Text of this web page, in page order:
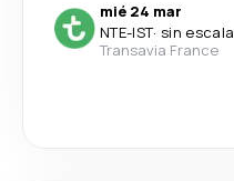
mié 24 mar
NTE-IST· sin escala
Transavia France